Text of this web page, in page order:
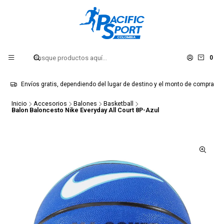
0
Envíos gratis, dependiendo del lugar de destino y el monto de compra
Inicio Accesorios Balones
Basketball
Balon Baloncesto Nike Everyday All Court 8P-Azul